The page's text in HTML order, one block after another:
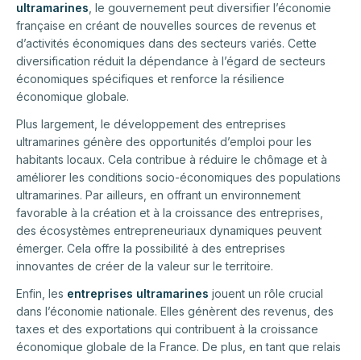
ultramarines , le gouvernement peut diversifier l’économie
française en créant de nouvelles sources de revenus et
d’activités économiques dans des secteurs variés. Cette
diversification réduit la dépendance à l’égard de secteurs
économiques spécifiques et renforce la résilience
économique globale.
Plus largement, le développement des entreprises
ultramarines génère des opportunités d’emploi pour les
habitants locaux. Cela contribue à réduire le chômage et à
améliorer les conditions socio-économiques des populations
ultramarines. Par ailleurs, en offrant un environnement
favorable à la création et à la croissance des entreprises,
des écosystèmes entrepreneuriaux dynamiques peuvent
émerger. Cela offre la possibilité à des entreprises
innovantes de créer de la valeur sur le territoire.
Enfin, les entreprises ultramarines jouent un rôle crucial
dans l’économie nationale. Elles génèrent des revenus, des
taxes et des exportations qui contribuent à la croissance
économique globale de la France. De plus, en tant que relais